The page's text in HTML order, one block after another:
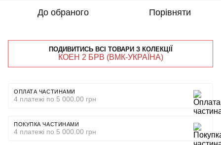
До обраного Порівняти
ПОДИВИТИСЬ ВСІ ТОВАРИ З КОЛЕКЦІЇ
КОЕН 2 БРВ (ВМК-УКРАЇНА)
ОПЛАТА ЧАСТИНАМИ
4 платежі по 5 000.00 грн
ПОКУПКА ЧАСТИНАМИ
4 платежі по 5 000.00 грн